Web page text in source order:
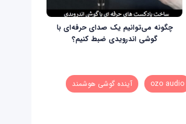
چگونه می‌توانیم یک صدای حرفه‌ای با
گوشی اندرویدی ضبط کنیم؟
ozo audio آینده گوشی هوشمند